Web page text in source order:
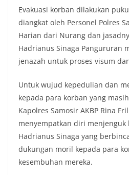
diharapkan dapat
hubungan kemitraan
masyarakat, sekaligus
kolektif warga akan
keamanan, ketertiban,
lingkungan, khususnya
momentum bersejarah
rencananya akan terus
oleh Bhabinkamtibmas
Sunggal sebagai bagian
situasi Kamtibmas
sekaligus
warga dalam
Satres Narkoba Polres
Pengedar Sabu, Sita
Evakuasi korban dilakukan
diangkat oleh Personel Polres
Harian dari Nurang dan
Hadrianus Sinaga Pangururan
jenazah untuk proses visum
Untuk wujud kepedulian dan
kepada para korban yang
Kapolres Samosir AKBP Rina
menyempatkan diri menjenguk
Hadrianus Sinaga yang
dukungan moril kepada para
kesembuhan mereka.